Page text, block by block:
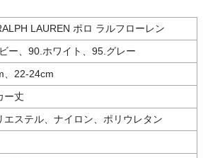
LAUREN ポロ ラルフローレン
ー、90.ホワイト、95.グレー
、22-24cm
ー丈
エステル、ナイロン、ポリウレタン